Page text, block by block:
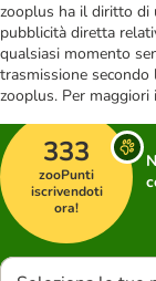
zooplus ha il diritto di
pubblicità diretta
qualsiasi momento
trasmissione
zooplus. Per maggiori
333
zooPunti
iscrivendoti
ora!